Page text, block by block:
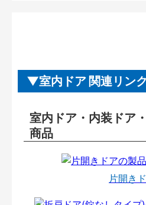
室内ドア 関連リンク
室内ドア・内装ドア
商品
片開き